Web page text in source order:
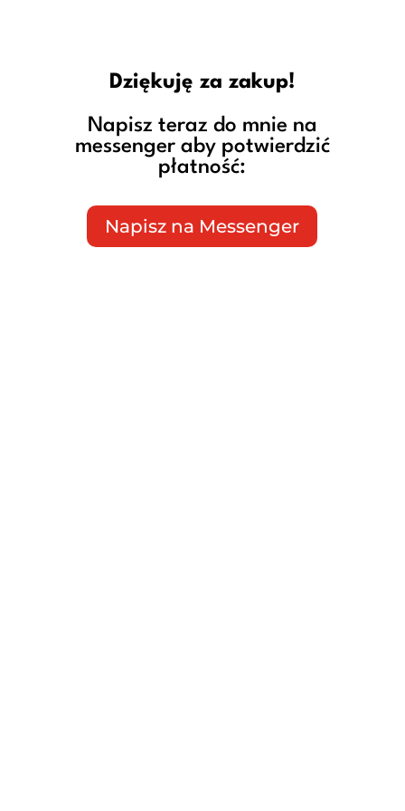
Dziękuję za zakup!
Napisz teraz do mnie na
messenger aby potwierdzić
płatność:
Napisz na Messenger